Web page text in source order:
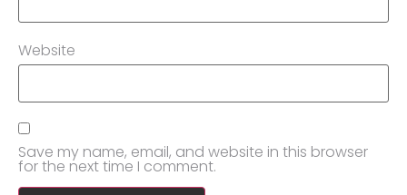
Website
Save my name, email, and website in this browser
for the next time I comment.